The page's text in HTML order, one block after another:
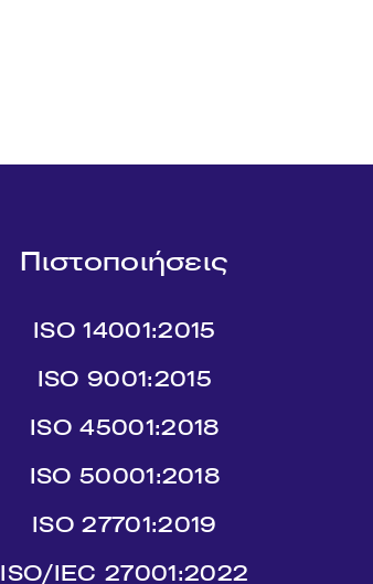
Πιστοποιήσεις
ISO 14001:2015
ISO 9001:2015
ISO 45001:2018
ISO 50001:2018
ISO 27701:2019
ISO/IEC 27001:2022